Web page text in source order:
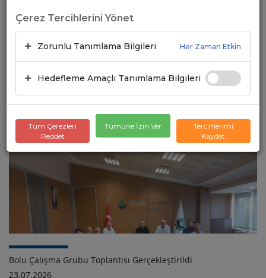
UND, Gümrükler Genel Müdürü Mustafa Gümüş’ten Mardin
Bolu Çalışma Grubu Toplantısı Gerçekleştirildi
23.07.2026
Çerez Tercihlerini Yönet
Zorunlu Tanımlama Bilgileri Her Zaman Etkin
Hedefleme Amaçlı Tanımlama Bilgileri
Tüm Çerezleri
Reddet
Tümüne İzin Ver
Tercihlerimi
Kaydet